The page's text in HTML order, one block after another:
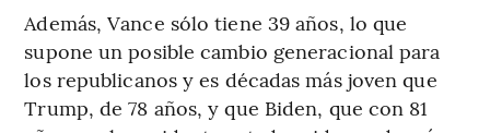
Además, Vance sólo tiene 39 años, lo que
supone un posible cambio generacional para
los republicanos y es décadas más joven que
Trump, de 78 años, y que Biden, que con 81